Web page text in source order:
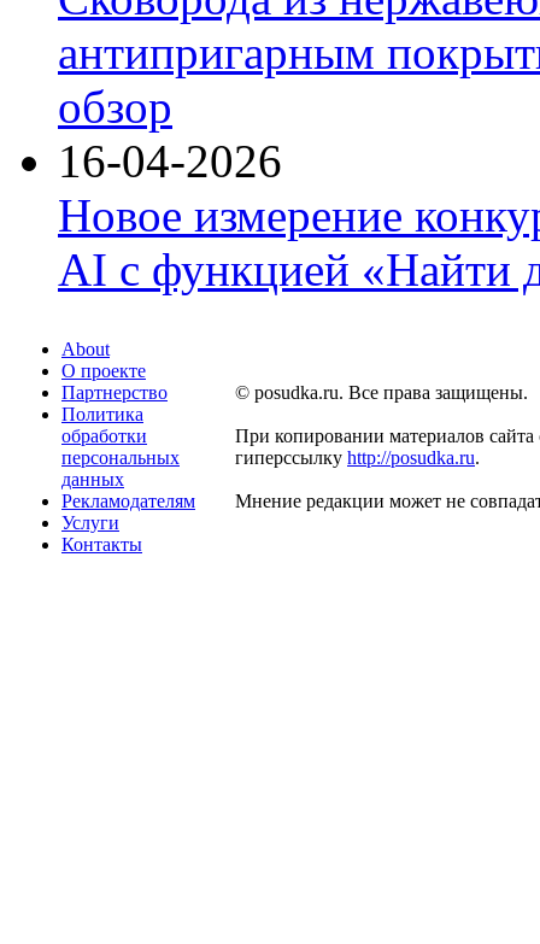
антипригарным
обзор
16-04-2026
Новое измерение
AI с функцией «Найти
About
О проекте
Партнерство
Политика
обработки
персональных
данных
Рекламодателям
Услуги
Контакты
© posudka.ru. Все права защищены.
При копировании материалов сайта
гиперссылку http://posudka.ru.
Мнение редакции может не